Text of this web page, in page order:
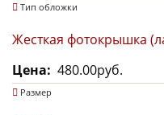
Тип обложки
Жесткая фотокрышка
Цена
480.00руб.
Размер